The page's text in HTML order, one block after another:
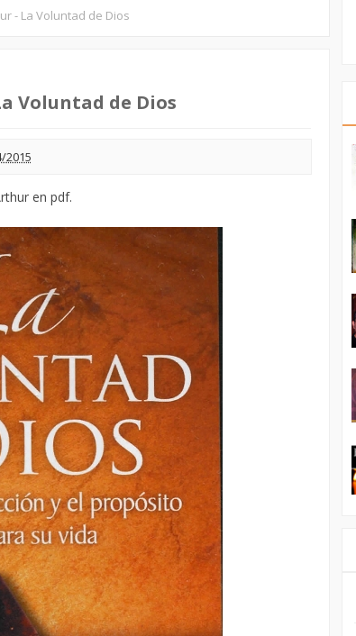
- La Voluntad de Dios
Voluntad de Dios
2015
en pdf.